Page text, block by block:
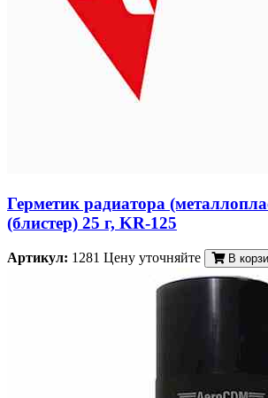
Герметик радиатора
(блистер) 25 г, KR-125
Артикул: 1281 Цену уточняйте В